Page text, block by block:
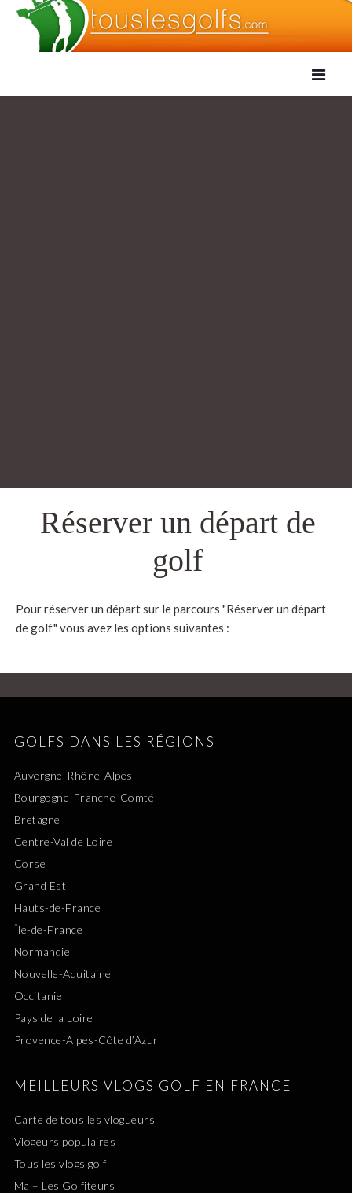
Réserver un départ de
golf
Pour réserver un départ sur le parcours "Réserver un départ
de golf" vous avez les options suivantes :
GOLFS DANS LES RÉGIONS
Auvergne-Rhône-Alpes
Bourgogne-Franche-Comté
Bretagne
Centre-Val de Loire
Corse
Grand Est
Hauts-de-France
Île-de-France
Normandie
Nouvelle-Aquitaine
Occitanie
Pays de la Loire
Provence-Alpes-Côte d’Azur
MEILLEURS VLOGS GOLF EN FRANCE
Carte de tous les vlogueurs
Vlogeurs populaires
Tous les vlogs golf
Ma – Les Golfiteurs